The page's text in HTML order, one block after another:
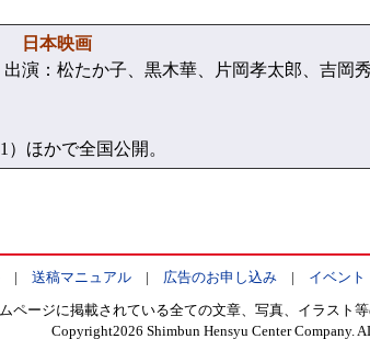
日本映画
演：松たか子、黒木華、片岡孝太郎、吉岡
ほかで全国公開。
| 送稿マニュアル| 広告のお申し込み| イベント
ページに掲載されている全ての文章、写真、イラスト
Copyright2026 Shimbun Hensyu Center Company.